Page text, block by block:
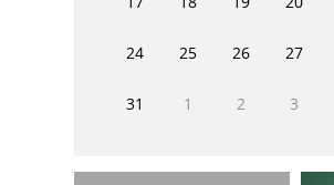
24 25 26 27
31 1 2 3